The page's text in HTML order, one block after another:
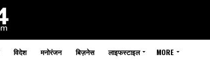
विदेश मनोरंजन बिज़नेस लाइफस्टाइल MORE